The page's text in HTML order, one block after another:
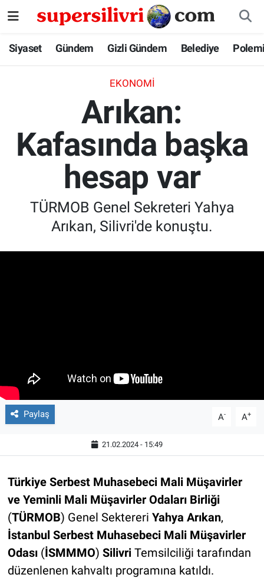
Siyaset Gündem Gizli Gündem Belediye
EKONOMI
Arıkan:
Kafasında başka
hesap var
TÜRMOB Genel Sekreteri Yahya
Arıkan, Silivri'de konuştu.
Paylaş A- A+
21.02.2024 - 15:49
Türkiye Serbest Muhasebeci Mali Müşavirler
ve Yeminli Mali Müşavirler Odaları Birliği
(TÜRMOB) Genel Sektereri Yahya Arıkan,
İstanbul Serbest Muhasebeci Mali Müşavirler
Odası(İSMMMO) Silivri Temsilciliği tarafından
düzenlenen kahvaltı programına katıldı.
Siyaset
Gizli Gündem
Belediye
Polemik
İstanbul Nöbetçi Eczaneler
İstanbul Namaz Vakitleri
İstanbul Trafik Yoğunluk Haritası
Süper Lig Puan Durumu ve Fikstür
Son Dakika Haberleri